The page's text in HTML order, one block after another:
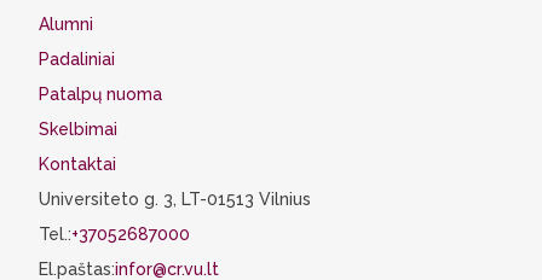
Alumni
Padaliniai
Patalpų nuoma
Skelbimai
Kontaktai
Universiteto g. 3, LT-01513 Vilnius
Tel.:+37052687000
El.paštas:infor@cr.vu.lt